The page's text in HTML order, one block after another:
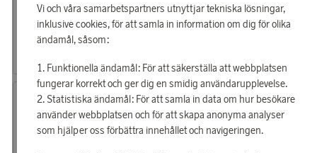
Audeeo
Tjäna 318 poäng
Supra
Tjäna 328 poäng
In-ear hörlurar ZERO-TX Black
Vi och våra samarbetspartners utnyttjar tekniska lösningar,
inklusive cookies, för att samla in information om dig för olika
ändamål, såsom:
Funktionella ändamål: För att säkerställa att webbplatsen
fungerar korrekt och ger dig en smidig användarupplevelse.
Statistiska ändamål: För att samla in data om hur besökare
använder webbplatsen och för att skapa anonyma analyser
som hjälper oss förbättra innehållet och navigeringen.